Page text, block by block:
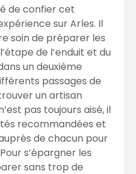
de confier cet
sur Arles. Il
soin de préparer les
de l’enduit et du
un deuxième
passages de
un artisan
pas toujours aisé, il
recommandées et
de chacun pour
s’épargner les
sans trop de